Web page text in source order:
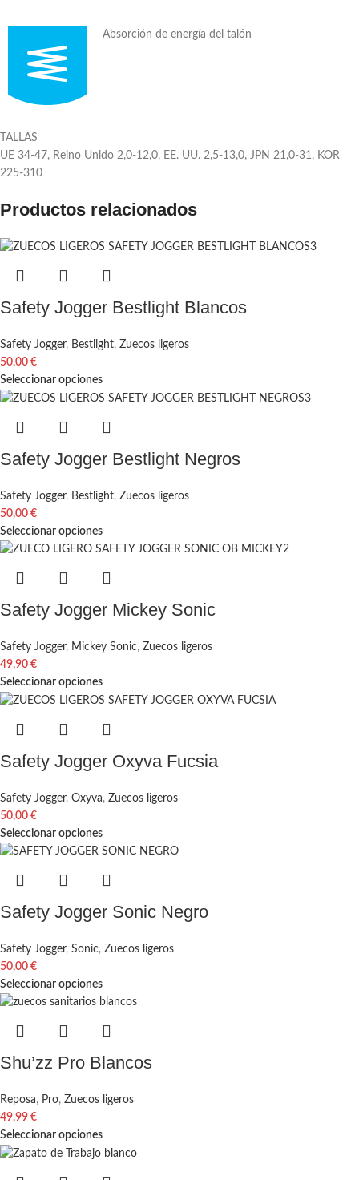
Absorción de energía del talón
TALLAS
UE 34-47, Reino Unido 2,0-12,0, EE. UU. 2,5-13,0, JPN 21,0-31, KOR
225-310
Productos relacionados
Safety Jogger Bestlight Blancos
Safety Jogger, Bestlight, Zuecos ligeros
50,00 €
Seleccionar opciones
Safety Jogger Bestlight Negros
Safety Jogger, Bestlight, Zuecos ligeros
50,00 €
Seleccionar opciones
Safety Jogger Mickey Sonic
Safety Jogger, Mickey Sonic, Zuecos ligeros
49,90 €
Seleccionar opciones
Safety Jogger Oxyva Fucsia
Safety Jogger, Oxyva, Zuecos ligeros
50,00 €
Seleccionar opciones
Safety Jogger Sonic Negro
Safety Jogger, Sonic, Zuecos ligeros
50,00 €
Seleccionar opciones
Shu’zz Pro Blancos
Reposa, Pro, Zuecos ligeros
49,99 €
Seleccionar opciones